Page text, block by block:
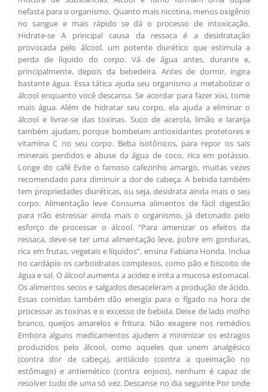
nefasta para o organismo. Quanto mais nicotina, menos oxigênio
no sangue e mais rápido se dá o processo de intoxicação.
Hidrate-se A principal causa da ressaca é a desidratação
provocada pelo álcool, um potente diurético que estimula a
perda de líquido do corpo. Vá de água antes, durante e,
principalmente, depois da bebedeira. Antes de dormir, ingira
bastante água. Essa tática ajuda seu organismo a metabolizar o
álcool enquanto você descansa. Se acordar para fazer xixi, tome
mais água. Além de hidratar seu corpo, ela ajuda a eliminar o
álcool e livrar-se das toxinas. Suco de acerola, limão e laranja
também ajudam, porque bombeiam antioxidantes protetores e
vitamina C no seu corpo. Beba isotônicos, para repor os sais
minerais perdidos e abuse da água de coco, rica em potássio.
Longe do café Evite o famoso cafezinho amargo, muitas vezes
recomendado para diminuir a dor de cabeça. A bebida também
tem propriedades diuréticas, ou seja, desidrata ainda mais o seu
corpo. Alimentação leve Consuma alimentos de fácil digestão
para não estressar ainda mais o organismo, já detonado pelo
esforço de processar o álcool. “Para amenizar os efeitos da
ressaca, deve-se ter uma alimentação leve, pobre em gorduras,
rica em frutas, vegetais e líquidos”, ensina Fabiana Honda. Inclua
no cardápio os carboidratos complexos, como pão e biscoito de
água e sal. O álcool aumenta a acidez e irrita a mucosa estomacal.
Os alimentos secos e salgados desaceleram a produção de ácido.
Essas comidas também dão energia para o fígado na hora de
processar as toxinas e o excesso de bebida. Deixe de lado molho
branco, queijos amarelos e fritura. Não exagere nos remédios
Embora alguns medicamentos ajudem a minimizar os estragos
produzidos pelo álcool, como aqueles que unem analgésico
(contra dor de cabeça), antiácido (contra a queimação no
estômago) e antiemético (contra enjoos), nenhum é capaz de
resolver tudo de uma só vez. Descanse no dia seguinte Por onde